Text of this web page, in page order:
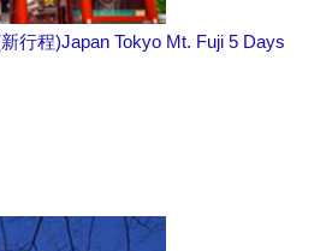
行程)Japan Tokyo Mt. Fuji 5 Days